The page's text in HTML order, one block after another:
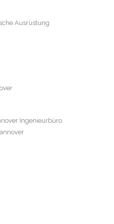
Ausrüstung
Ingenieurbüro